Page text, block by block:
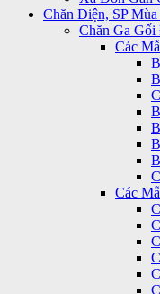
Chăn Điện, SP
Chăn Ga
Các
Các